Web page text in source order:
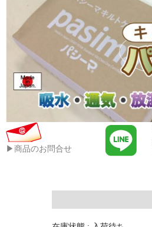
▶商品のお問合せ